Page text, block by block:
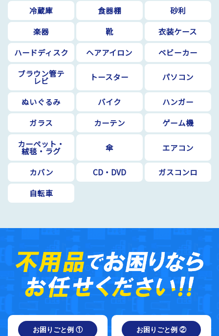
冷蔵庫 食器棚
砂利
楽器
靴
衣装ケース
ハードディスク
ヘアアイロン
ベビーカー
ブラウン管テ
レビ トースター パソコン
ぬいぐるみ バイク
ハンガー
ガラス
カーテン
ゲーム機
カーペット・
絨毯・ラグ 傘 エアコン
カバン CD・DVD
ガスコンロ
自転車
お困りごと例 ① お困りごと例 ②